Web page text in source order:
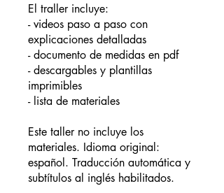
El traller incluye:
- videos paso a paso con
explicaciones detalladas
- documento de medidas en pdf
- descargables y plantillas
imprimibles
- lista de materiales
Este taller no incluye los
materiales. Idioma original:
español. Traducción automática y
subtítulos al inglés habilitados.